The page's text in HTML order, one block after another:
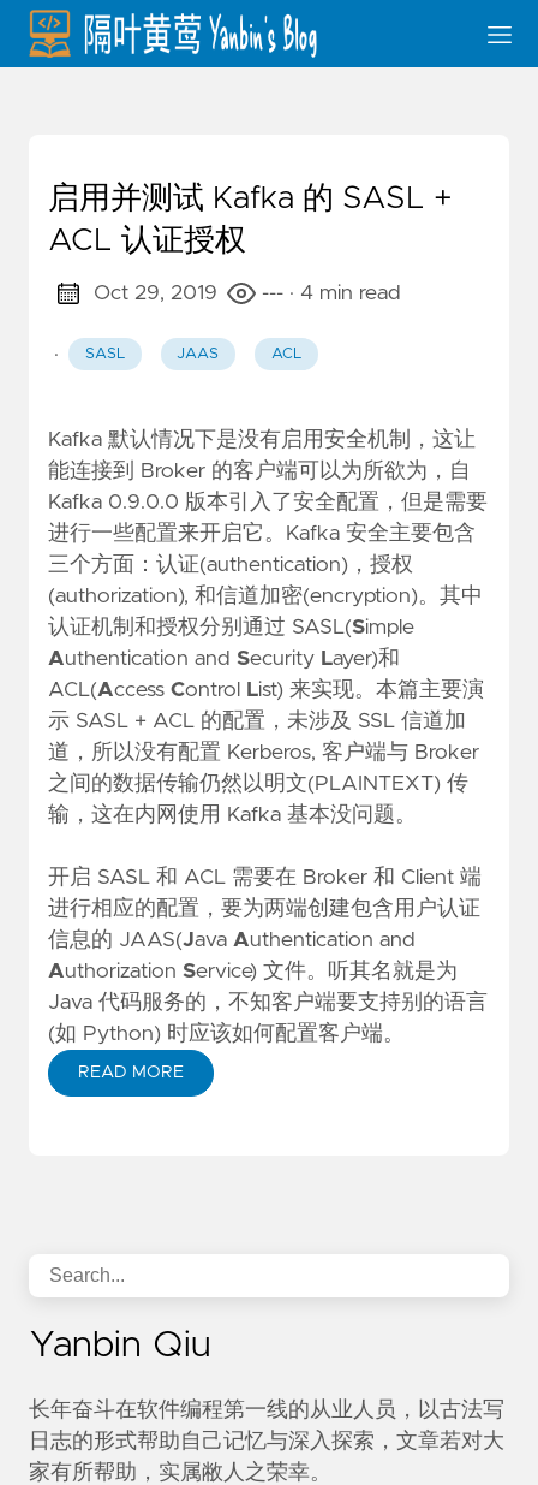
启用并测试 Kafka 的 SASL +
ACL 认证授权
Oct 29, 2019 --- · 4 min read
· SASL JAAS ACL
Kafka 默认情况下是没有启用安全机制，这让
能连接到 Broker 的客户端可以为所欲为，自
Kafka 0.9.0.0 版本引入了安全配置，但是需要
进行一些配置来开启它。Kafka 安全主要包含
三个方面：认证(authentication)，授权
(authorization), 和信道加密(encryption)。其中
认证机制和授权分别通过 SASL(Simple
Authentication and Security Layer)和
ACL(Access Control List) 来实现。本篇主要演
示 SASL + ACL 的配置，未涉及 SSL 信道加
道，所以没有配置 Kerberos, 客户端与 Broker
之间的数据传输仍然以明文(PLAINTEXT) 传
输，这在内网使用 Kafka 基本没问题。
开启 SASL 和 ACL 需要在 Broker 和 Client 端
进行相应的配置，要为两端创建包含用户认证
信息的 JAAS(Java Authentication and
Authorization Service) 文件。听其名就是为
Java 代码服务的，不知客户端要支持别的语言
(如 Python) 时应该如何配置客户端。
READ MORE
Yanbin Qiu
长年奋斗在软件编程第一线的从业人员，以古法写
日志的形式帮助自己记忆与深入探索，文章若对大
家有所帮助，实属敝人之荣幸。